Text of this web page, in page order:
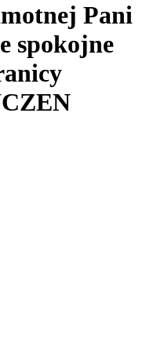
Pani
spokojne